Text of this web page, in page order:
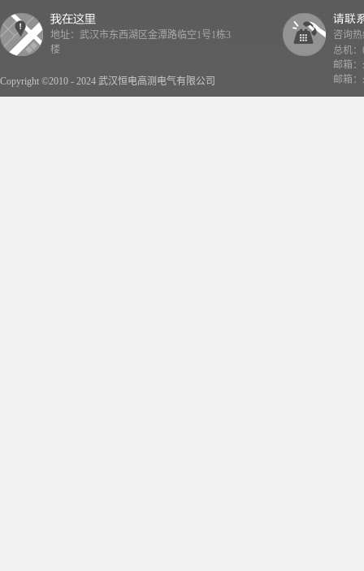
Copyright ©2010 - 2024 武汉恒电高测电气有限公司
地址：武汉市东西湖区金潭路临空1号1栋3
楼
咨询热
总机：
邮箱
邮箱